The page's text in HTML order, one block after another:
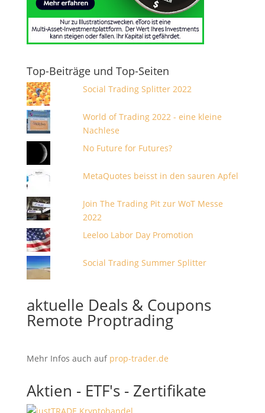
Top-Beiträge und Top-Seiten
Social Trading Splitter 2022
World of Trading 2022 - eine kleine
Nachlese
No Future for Futures?
MetaQuotes beisst in den sauren Apfel
Join The Trading Pit zur WoT Messe
2022
Leeloo Labor Day Promotion
Social Trading Summer Splitter
aktuelle Deals & Coupons
Remote Proptrading
Mehr Infos auch auf prop-trader.de
Aktien - ETF's - Zertifikate